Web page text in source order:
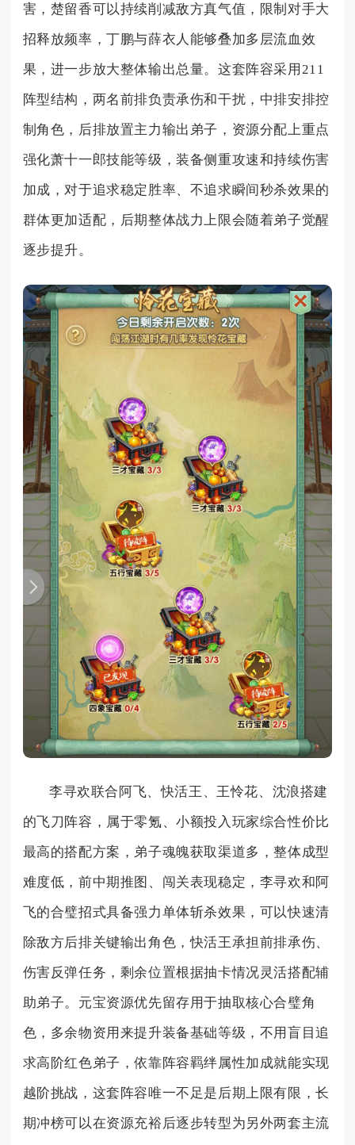
害，楚留香可以持续削减敌方真气值，限制对手大
招释放频率，丁鹏与薛衣人能够叠加多层流血效
果，进一步放大整体输出总量。这套阵容采用211
阵型结构，两名前排负责承伤和干扰，中排安排控
制角色，后排放置主力输出弟子，资源分配上重点
强化萧十一郎技能等级，装备侧重攻速和持续伤害
加成，对于追求稳定胜率、不追求瞬间秒杀效果的
群体更加适配，后期整体战力上限会随着弟子觉醒
逐步提升。
李寻欢联合阿飞、快活王、王怜花、沈浪搭建
的飞刀阵容，属于零氪、小额投入玩家综合性价比
最高的搭配方案，弟子魂魄获取渠道多，整体成型
难度低，前中期推图、闯关表现稳定，李寻欢和阿
飞的合璧招式具备强力单体斩杀效果，可以快速清
除敌方后排关键输出角色，快活王承担前排承伤、
伤害反弹任务，剩余位置根据抽卡情况灵活搭配辅
助弟子。元宝资源优先留存用于抽取核心合璧角
色，多余物资用来提升装备基础等级，不用盲目追
求高阶红色弟子，依靠阵容羁绊属性加成就能实现
越阶挑战，这套阵容唯一不足是后期上限有限，长
期冲榜可以在资源充裕后逐步转型为另外两套主流